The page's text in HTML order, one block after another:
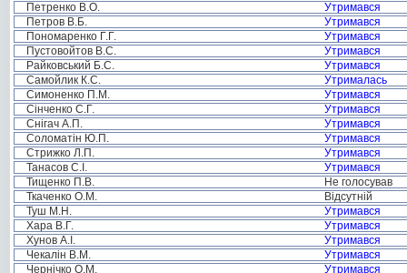
Петренко В.О.
Утримався
Петров В.Б.
Утримався
Пономаренко Г.Г.
Утримався
Пустовойтов В.С.
Утримався
Райковський Б.С.
Утримався
Самойлик К.С.
Утрималась
Симоненко П.М.
Утримався
Сінченко С.Г.
Утримався
Снігач А.П.
Утримався
Соломатін Ю.П.
Утримався
Стрижко Л.П.
Утримався
Танасов С.І.
Утримався
Тищенко П.В.
Не голосував
Ткаченко О.М.
Відсутній
Туш М.Н.
Утримався
Хара В.Г.
Утримався
Хунов А.І.
Утримався
Чекалін В.М.
Утримався
Чернічко О.М.
Утримався